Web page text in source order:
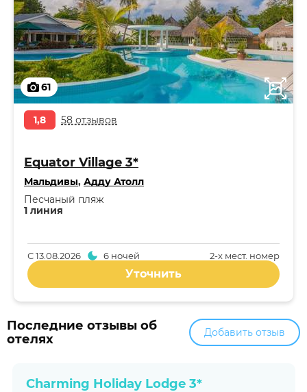
61
1,8 58 отзывов
Equator Village 3*
Мальдивы, Адду Атолл
1 линия
Песчаный пляж
2-x мест. номер
С13.08.2026 6 ночей
Уточнить
Последние отзывы об
отелях
Добавить отзыв
Charming Holiday Lodge 3*